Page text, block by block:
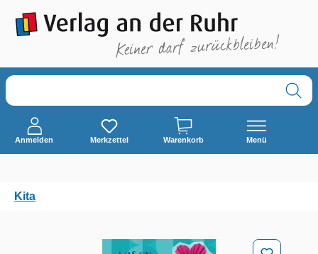
springen
Anmelden Merkzettel Warenkorb Menü
Kita
Bildergalerie überspringen